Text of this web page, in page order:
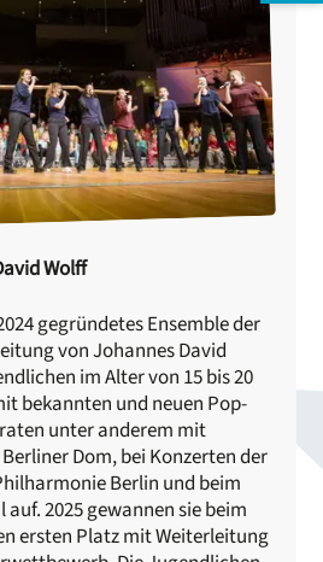
Wolff
gegründetes Ensemble der
von Johannes David
im Alter von 15 bis 20
bekannten und neuen Pop-
unter anderem mit
Dom, bei Konzerten der
Berlin und beim
2025 gewannen sie beim
ersten Platz mit Weiterleitung